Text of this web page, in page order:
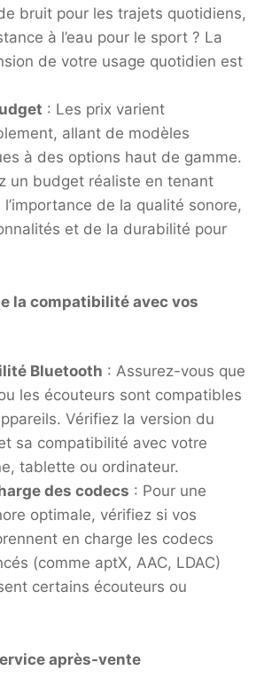
bruit pour les trajets quotidiens,
à l’eau pour le sport ? La
de votre usage quotidien est
: Les prix varient
allant de modèles
à des options haut de gamme.
un budget réaliste en tenant
de la qualité sonore,
et de la durabilité pour
la compatibilité avec vos
Bluetooth : Assurez-vous que
les écouteurs sont compatibles
Vérifiez la version du
sa compatibilité avec votre
tablette ou ordinateur.
des codecs : Pour une
optimale, vérifiez si vos
en charge les codecs
(comme aptX, AAC, LDAC)
certains écouteurs ou
après-vente